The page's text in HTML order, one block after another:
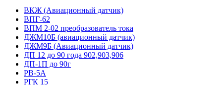
ВКЖ (Авиационный датчик)
ВПГ-62
ВПМ 2-02 преобразователь тока
ДЖМ10Б (авиационный датчик)
ДЖМ9Б (Авиационный датчик)
ДП 12 до 90 года 902,903,906
ДП-1П до 90г
РВ-5А
РГК 15